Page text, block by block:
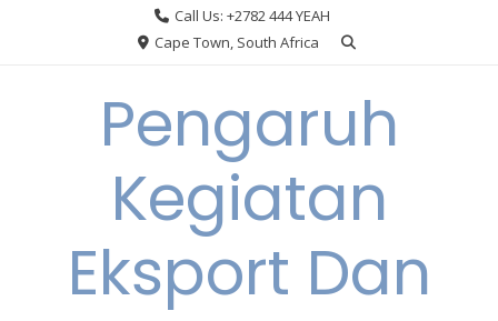
Call Us: +2782 444 YEAH
Cape Town, South Africa
Pengaruh
Kegiatan
Eksport Dan